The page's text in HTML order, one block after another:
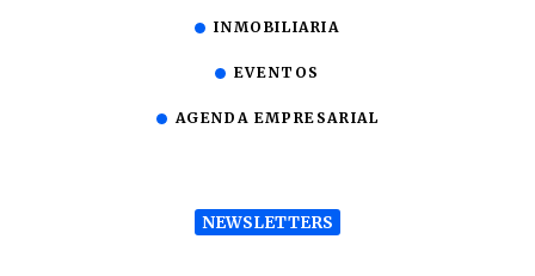
INMOBILIARIA
EVENTOS
AGENDA EMPRESARIAL
NEWSLETTERS